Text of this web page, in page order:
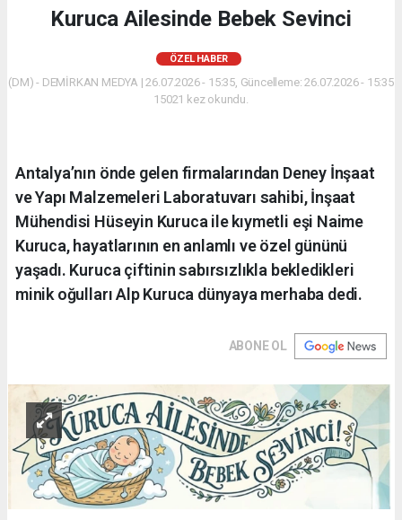
Kuruca Ailesinde Bebek Sevinci
ÖZEL HABER
(DM) - DEMİRKAN MEDYA | 26.07.2026 - 15:35, Güncelleme: 26.07.2026 - 15:35
15021 kez okundu.
Antalya’nın önde gelen firmalarından Deney İnşaat
ve Yapı Malzemeleri Laboratuvarı sahibi, İnşaat
Mühendisi Hüseyin Kuruca ile kıymetli eşi Naime
Kuruca, hayatlarının en anlamlı ve özel gününü
yaşadı. Kuruca çiftinin sabırsızlıkla bekledikleri
minik oğulları Alp Kuruca dünyaya merhaba dedi.
ABONE OL